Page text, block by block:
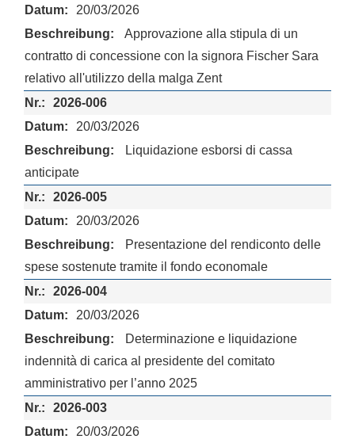
20/03/2026
Approvazione alla stipula di un
contratto di concessione con la signora Fischer Sara
relativo all'utilizzo della malga Zent
2026-006
20/03/2026
Liquidazione esborsi di cassa
anticipate
2026-005
20/03/2026
Presentazione del rendiconto delle
spese sostenute tramite il fondo economale
2026-004
20/03/2026
Determinazione e liquidazione
indennità di carica al presidente del comitato
amministrativo per l’anno 2025
2026-003
20/03/2026